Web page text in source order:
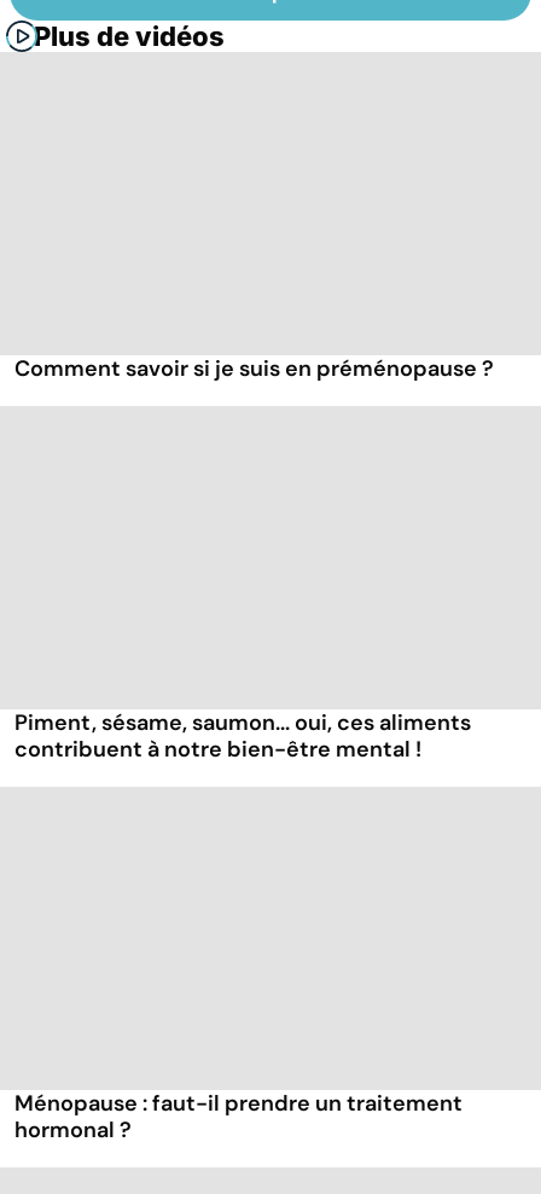
Plus de vidéos
Comment savoir si je suis en préménopause ?
Piment, sésame, saumon... oui, ces aliments
contribuent à notre bien-être mental !
Ménopause : faut-il prendre un traitement
hormonal ?